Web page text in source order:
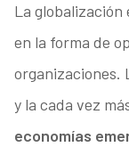
La globalización
en la forma de
organizaciones.
y la cada vez
economías